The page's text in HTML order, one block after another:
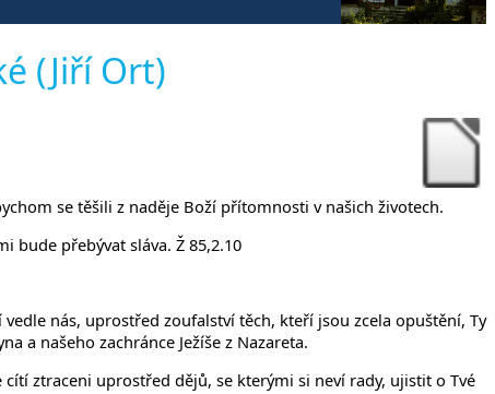
(Jiří Ort)
se těšili z naděje Boží přítomnosti v našich životech.
bude přebývat sláva. Ž 85,2.10
nás, uprostřed zoufalství těch, kteří jsou zcela opuštění, Ty
a našeho zachránce Ježíše z Nazareta.
ztraceni uprostřed dějů, se kterými si neví rady, ujistit o Tvé